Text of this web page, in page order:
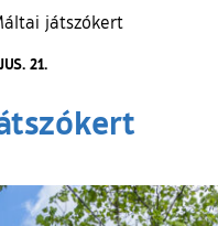
játszókert
21.